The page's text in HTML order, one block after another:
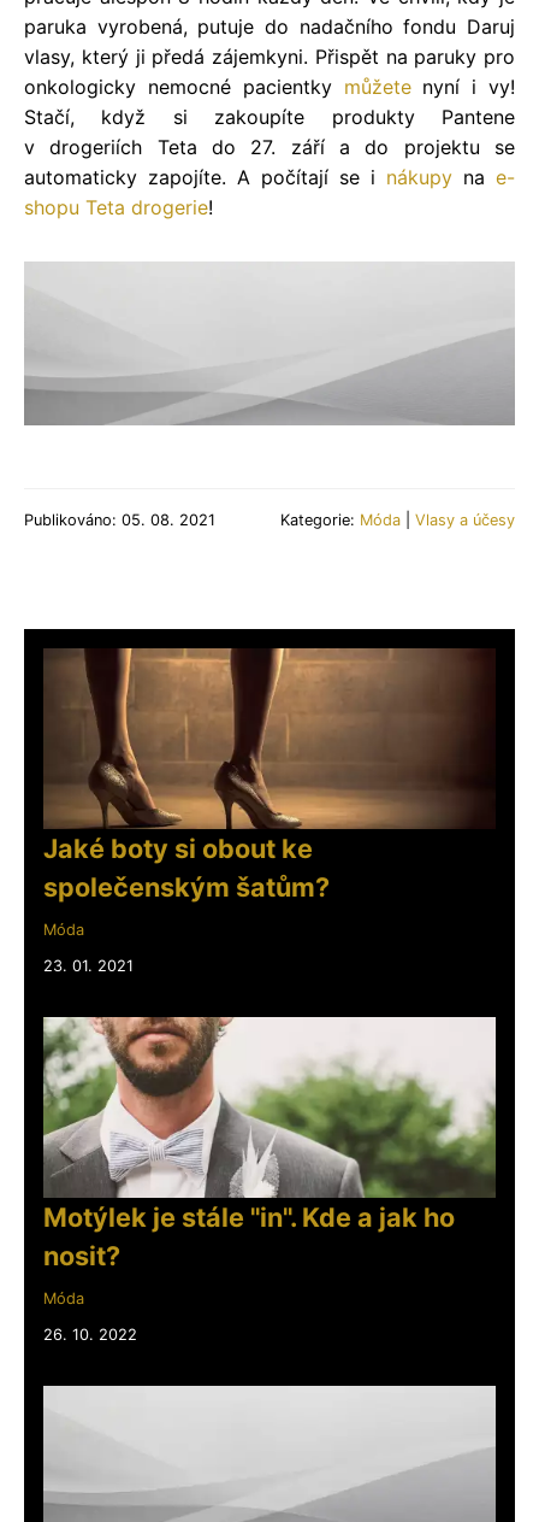
paruka vyrobená, putuje do nadačního fondu Daruj
vlasy, který ji předá zájemkyni. Přispět na paruky pro
onkologicky nemocné pacientky můžetenyní i vy!
Stačí, když si zakoupíte produkty Pantene
v drogeriích Teta do 27. září a do projektu se
automaticky zapojíte. A počítají se i nákupy na e-
shopu Teta drogerie!
Publikováno: 05. 08. 2021 Kategorie: Móda Vlasy a účesy
Jaké boty si obout ke
společenským šatům?
Móda
23. 01. 2021
Motýlek je stále "in". Kde a jak ho
nosit?
Móda
26. 10. 2022